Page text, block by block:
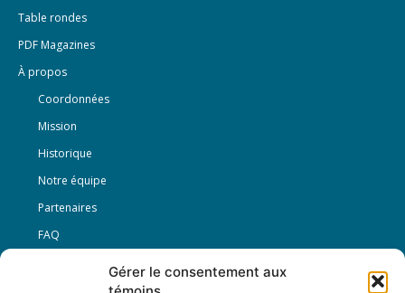
Gérer le consentement aux
Table rondes
PDF Magazines
À propos
Coordonnées
Mission
Historique
Notre équipe
Partenaires
FAQ